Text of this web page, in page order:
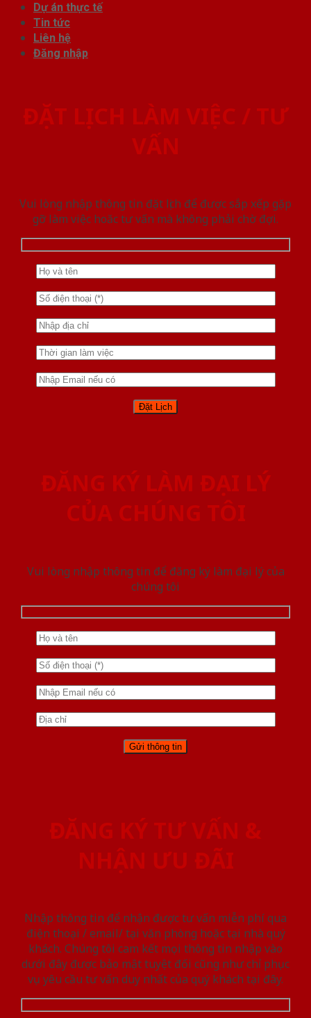
Dự án thực tế
Tin tức
Liên hệ
Đăng nhập
ĐẶT LỊCH LÀM VIỆC / TƯ
VẤN
Vui lòng nhập thông tin đặt lịch để được sắp xếp gặp
gỡ làm việc hoăc tư vấn mà không phải chờ đợi.
ĐĂNG KÝ LÀM ĐẠI LÝ
CỦA CHÚNG TÔI
Vui lòng nhập thông tin để đăng ký làm đại lý của
chúng tôi
ĐĂNG KÝ TƯ VẤN &
NHẬN ƯU ĐÃI
Nhập thông tin để nhận được tư vấn miễn phí qua
điện thoại / email/ tại văn phòng hoặc tại nhà quý
khách. Chúng tôi cam kết mọi thông tin nhập vào
dưới đây được bảo mật tuyệt đối cũng như chỉ phục
vụ yêu cầu tư vấn duy nhất của quý khách tại đây.